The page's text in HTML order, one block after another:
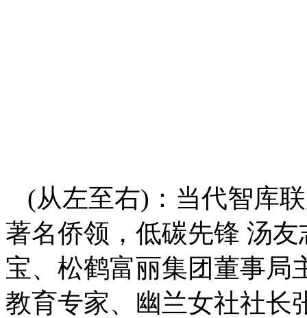
(从左至右)：当代智库
著名侨领，低碳先锋 汤
宝、松鹤富丽集团董事局
教育专家、幽兰女社社长